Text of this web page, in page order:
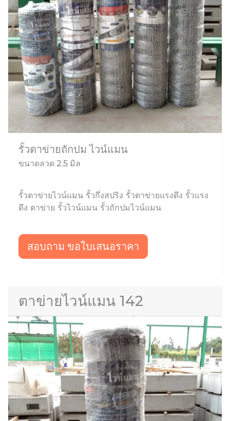
รั้วตาข่ายถักปม ไวน์แมน
ขนาดลวด 2.5 มิล
รั้วตาข่ายไวน์แมน รั้วกึ่งสปริง รั้วตาข่ายแรงดึง รั้วแรง
ดึง ตาข่าย รั้วไวน์แมน รั้วถักปมไวน์แมน
สอบถาม ขอใบเสนอราคา
ตาข่ายไวน์แมน 142